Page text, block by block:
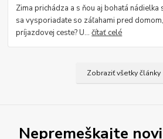
Zima prichádza a s ňou aj bohatá nádielka
sa vysporiadate so záľahami pred
príjazdovej ceste? U...čítať celé
Zobraziť všetky články
Nepremeškajte